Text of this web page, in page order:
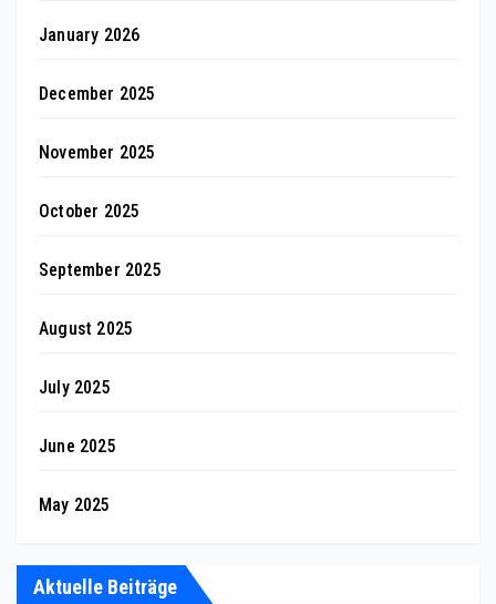
January 2026
December 2025
November 2025
October 2025
September 2025
August 2025
July 2025
June 2025
May 2025
Aktuelle Beiträge